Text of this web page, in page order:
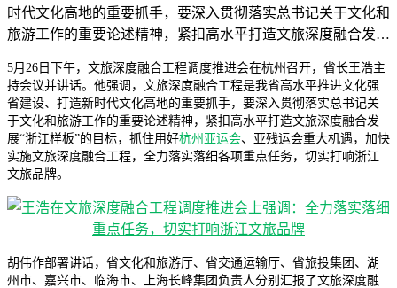
时代文化高地的重要抓手，要深入贯彻落实总书记关于文化和
旅游工作的重要论述精神，紧扣高水平打造文旅深度融合发…
5月26日下午，文旅深度融合工程调度推进会在杭州召开，省长王浩主
持会议并讲话。他强调，文旅深度融合工程是我省高水平推进文化强
省建设、打造新时代文化高地的重要抓手，要深入贯彻落实总书记关
于文化和旅游工作的重要论述精神，紧扣高水平打造文旅深度融合发
展“浙江样板”的目标，抓住用好杭州亚运会、亚残运会重大机遇，加快
实施文旅深度融合工程，全力落实落细各项重点任务，切实打响浙江
文旅品牌。
胡伟作部署讲话，省文化和旅游厅、省交通运输厅、省旅投集团、湖
州市、嘉兴市、临海市、上海长峰集团负责人分别汇报了文旅深度融